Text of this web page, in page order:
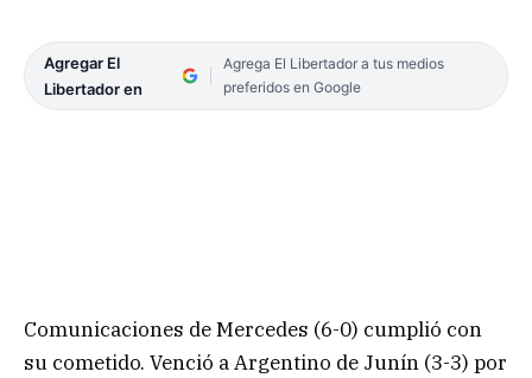
Agregar El
Libertador en
Agrega El Libertador a tus medios
preferidos en Google
Comunicaciones de Mercedes (6-0) cumplió con
su cometido. Venció a Argentino de Junín (3-3) por